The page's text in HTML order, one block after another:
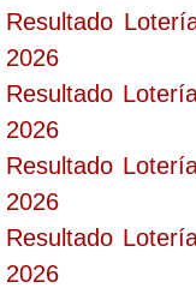
Resultado
2026
Resultado
2026
Resultado
2026
Resultado
2026